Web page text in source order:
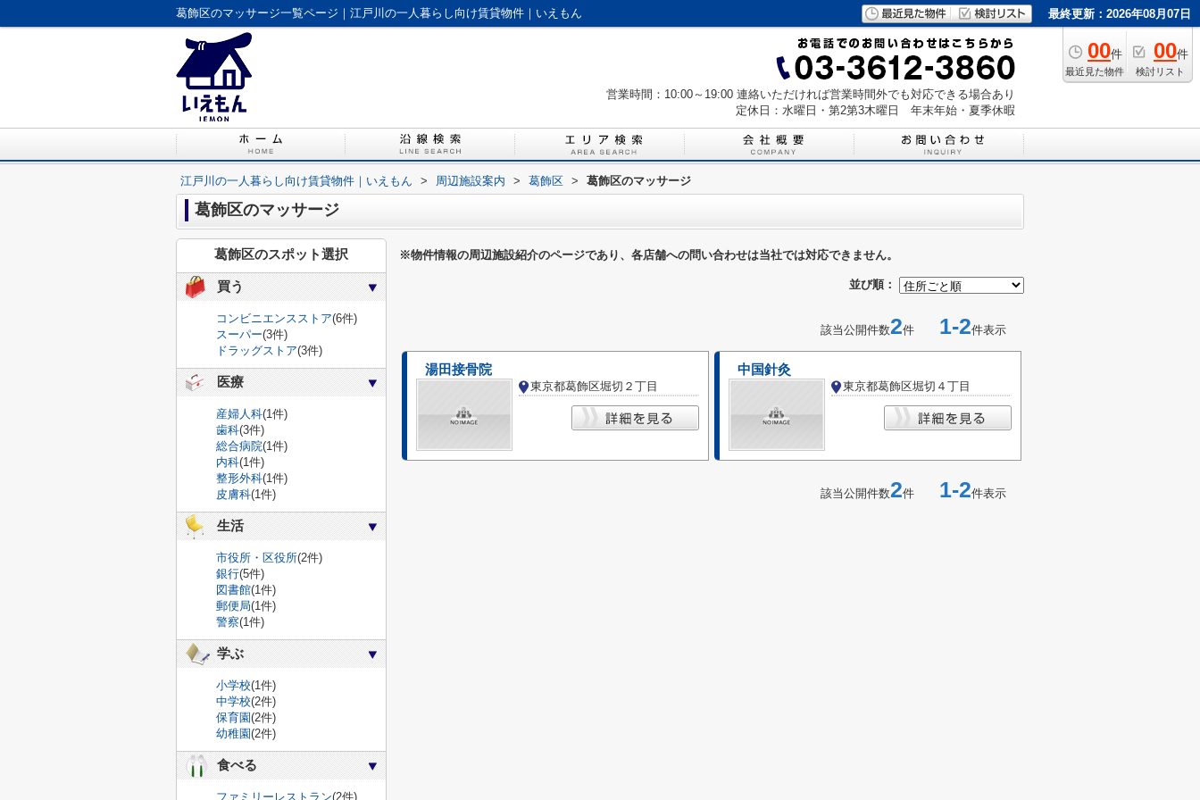
葛飾区のマッサージ一覧ページ｜江戸川の一人暮らし向け賃貸物件｜いえもん 最終更新：2026年08月07日
00件
最近見た物件
00件
検討リスト
営業時間：10:00～19:00 連絡いただければ営業時間外でも対応できる場合あり
定休日：水曜日・第2第3木曜日 年末年始・夏季休暇
江戸川の一人暮らし向け賃貸物件｜いえもん > 周辺施設案内 > 葛飾区 > 葛飾区のマッサージ
葛飾区のマッサージ
※物件情報の周辺施設紹介のページであり、各店舗への問い合わせは当社では対応できません。
並び順：
該当公開件数2件 1-2件表示
湯田接骨院
東京都葛飾区堀切２丁目
中国針灸
東京都葛飾区堀切４丁目
該当公開件数2件 1-2件表示
葛飾区のスポット選択
買う
コンビニエンスストア(6件)
スーパー(3件)
ドラッグストア(3件)
医療
産婦人科(1件)
歯科(3件)
総合病院(1件)
内科(1件)
整形外科(1件)
皮膚科(1件)
生活
市役所・区役所(2件)
銀行(5件)
図書館(1件)
郵便局(1件)
警察(1件)
学ぶ
小学校(1件)
中学校(2件)
保育園(2件)
幼稚園(2件)
食べる
ファミリーレストラン(2件)